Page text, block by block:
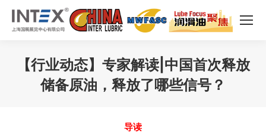
【行业动态】专家解读|中国首次释放
储备原油，释放了哪些信号？
导读